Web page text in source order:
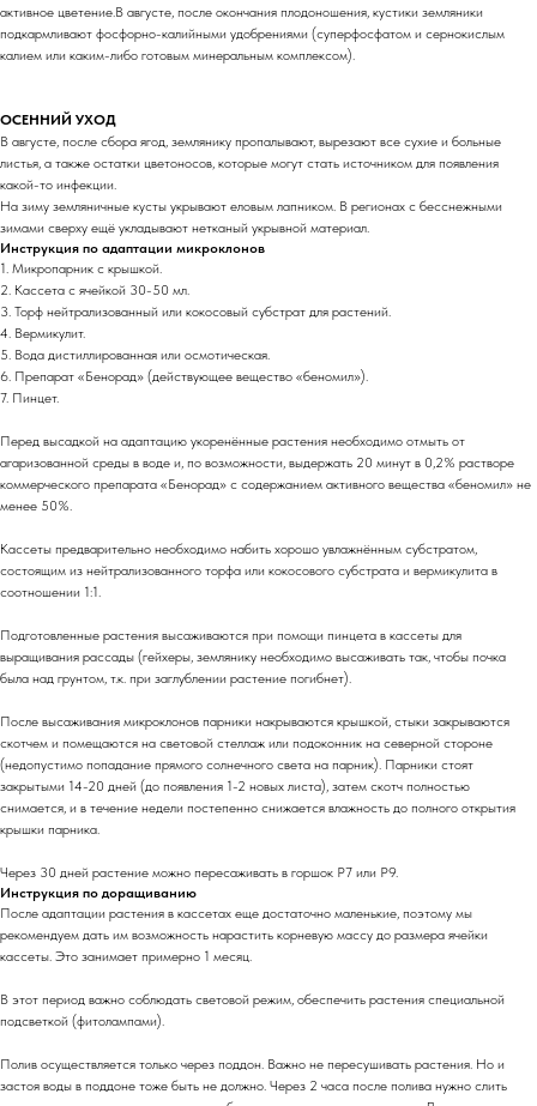
активное цветение.В августе, после окончания плодоношения, кустики земляники
подкармливают фосфорно-калийными удобрениями (суперфосфатом и сернокислым
калием или каким-либо готовым минеральным комплексом).
ОСЕННИЙ УХОД
В августе, после сбора ягод, землянику пропалывают, вырезают все сухие и больные
листья, а также остатки цветоносов, которые могут стать источником для появления
какой-то инфекции.
На зиму земляничные кусты укрывают еловым лапником. В регионах с бесснежными
зимами сверху ещё укладывают нетканый укрывной материал.
Инструкция по адаптации микроклонов
1. Микропарник с крышкой.
2. Кассета с ячейкой 30-50 мл.
3. Торф нейтрализованный или кокосовый субстрат для растений.
4. Вермикулит.
5. Вода дистиллированная или осмотическая.
6. Препарат «Бенорад» (действующее вещество «беномил»).
7. Пинцет.
Перед высадкой на адаптацию укоренённые растения необходимо отмыть от
агаризованной среды в воде и, по возможности, выдержать 20 минут в 0,2% растворе
коммерческого препарата «Бенорад» с содержанием активного вещества «беномил» не
менее 50%.
Кассеты предварительно необходимо набить хорошо увлажнённым субстратом,
состоящим из нейтрализованного торфа или кокосового субстрата и вермикулита в
соотношении 1:1.
Подготовленные растения высаживаются при помощи пинцета в кассеты для
выращивания рассады (гейхеры, землянику необходимо высаживать так, чтобы почка
была над грунтом, т.к. при заглублении растение погибнет).
После высаживания микроклонов парники накрываются крышкой, стыки закрываются
скотчем и помещаются на световой стеллаж или подоконник на северной стороне
(недопустимо попадание прямого солнечного света на парник). Парники стоят
закрытыми 14-20 дней (до появления 1-2 новых листа), затем скотч полностью
снимается, и в течение недели постепенно снижается влажность до полного открытия
крышки парника.
Через 30 дней растение можно пересаживать в горшок Р7 или Р9.
Инструкция по доращиванию
После адаптации растения в кассетах еще достаточно маленькие, поэтому мы
рекомендуем дать им возможность нарастить корневую массу до размера ячейки
кассеты. Это занимает примерно 1 месяц.
В этот период важно соблюдать световой режим, обеспечить растения специальной
подсветкой (фитолампами).
Полив осуществляется только через поддон. Важно не пересушивать растения. Но и
застоя воды в поддоне тоже быть не должно. Через 2 часа после полива нужно слить